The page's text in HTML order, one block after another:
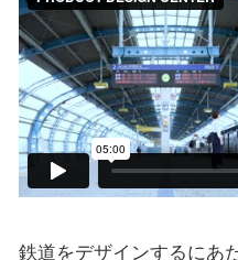
鉄道をデザインするにあ